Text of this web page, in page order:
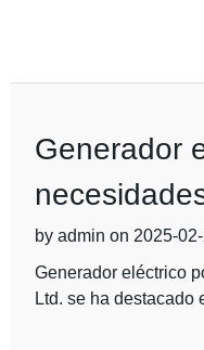
Generador
by admin on 2025-
Generador eléctrico
Ltd. se ha destacado